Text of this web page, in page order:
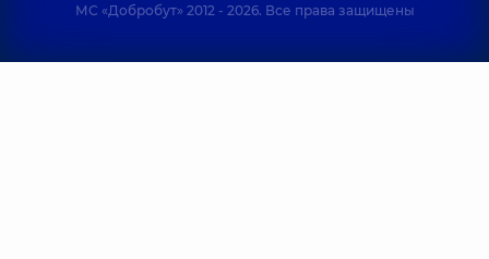
МС «Добробут» 2012 - 2026. Все права защищены